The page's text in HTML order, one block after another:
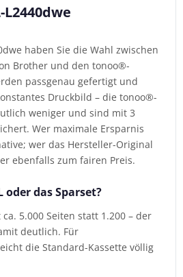
haben Sie die Wahl zwischen
Brother und den tonoo®-
passgenau gefertigt und
Druckbild – die tonoo®-
weniger und sind mit 3
Wer maximale Ersparnis
wer das Hersteller-Original
ebenfalls zum fairen Preis.
das Sparset?
5.000 Seiten statt 1.200 – der
deutlich. Für
die Standard-Kassette völlig